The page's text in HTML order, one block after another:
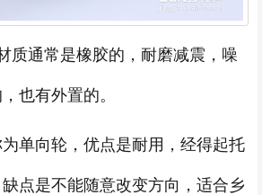
质通常是橡胶的，耐磨减震，噪
也有外置的。
单向轮，优点是耐用，经得起托
点是不能随意改变方向，适合乡